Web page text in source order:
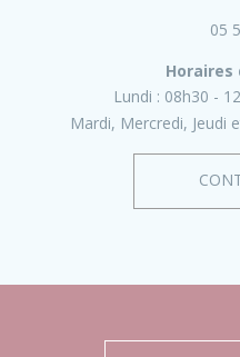
05
Horaires
Lundi : 08h30 -
Mardi, Mercredi, Jeudi